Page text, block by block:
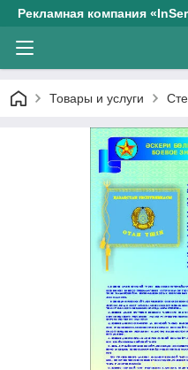
Рекламная компания
Товары и услуги